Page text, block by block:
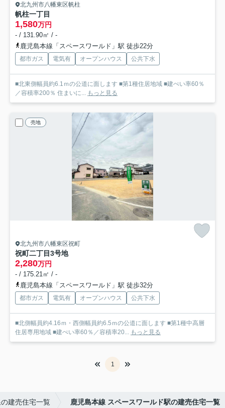
北九州市八幡東区帆柱
帆柱一丁目
1,580万円
- / 131.90㎡ / -
鹿児島本線「スペースワールド」駅 徒歩22分
都市ガス 電気有 オープンハウス 公共下水
■北東側幅員約6.1ｍの公道に面します ■第1種住居地域 ■建ぺい率60％
／容積率200％ 住まいに...
もっと見る
売地
北九州市八幡東区祝町
祝町二丁目3号地
2,280万円
- / 175.21㎡ / -
鹿児島本線「スペースワールド」駅 徒歩32分
都市ガス 電気有 オープンハウス 公共下水
■北側幅員約4.16ｍ・西側幅員約6.5ｍの公道に面します ■第1種中高層
住居専用地域 ■建ぺい率60％／容積率20...
もっと見る
1
建売住宅一覧 鹿児島本線 スペースワールド駅の建売住宅一覧